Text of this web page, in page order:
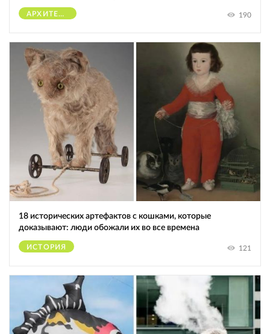
АРХИТЕКТУРА 190
18 исторических артефактов с кошками, которые
доказывают: люди обожали их во все времена
ИСТОРИЯ 121